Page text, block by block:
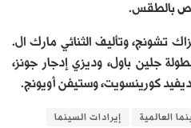
بالطقس.
تشونج، وﺗﺄﻟﻴﻒ الثنائي مارك ال.
جلين باول، وديزي إدجار جونز،
كورينسويت، وستيفن أويونج.
العالمية إيرادات السينما